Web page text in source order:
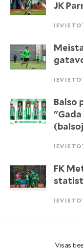
JK
Balso
FK
Visas